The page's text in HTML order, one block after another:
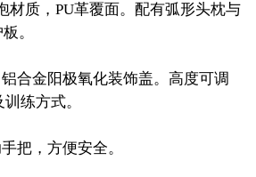
材质，PU革覆面。配有弧形头枕与
。
合金阳极氧化装饰盖。高度可调
练方式。
把，方便安全。